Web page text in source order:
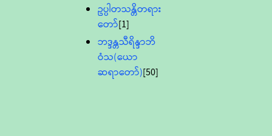
ဥပ္ပါတသန္တိတရား
တော်[1]
ဘဒ္ဒန္တသီရိန္ဒာဘိ
ဝံသ(ယော
ဆရာတော်)[50]